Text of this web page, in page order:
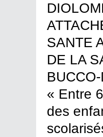
SANTE
DE LA
« Entre
des